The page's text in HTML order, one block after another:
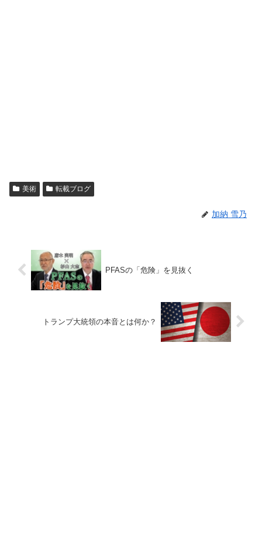
美術 転載ブログ
加納 雪乃
PFASの「危険」を見抜く
トランプ大統領の本音とは何か？